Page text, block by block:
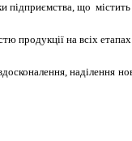
підприємства, що містить
продукції на всіх
наділення